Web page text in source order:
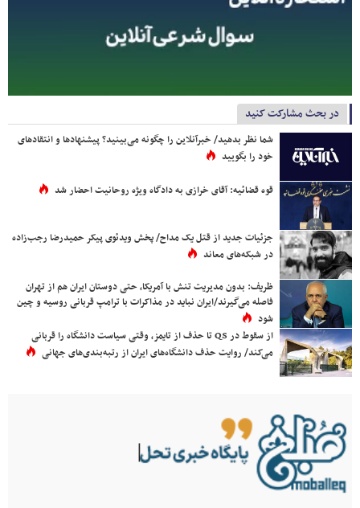
در بحث مشارکت کنید
شما نظر بدهید/ خبرآنلاین را چگونه می‌بینید؟ پیشنهادها و انتقادهای
خود را بگویید
قوه قضائیه: آقای خرازی به دادگاه ویژه روحانیت احضار شد
جزئیات جدید از قتل یک مداح/ پخش ویدئوی پیکر حمیدرضا رجب‌زاده
در شبکه‌های معاند
ظریف: بدون مدیریت تنش با آمریکا، حتی دوستان ایران هم از تهران
فاصله می‌گیرند/ایران نباید در مذاکرات با ترامپ قربانی روسیه و چین
شود
از سقوط در QS تا حذف از تایمز، وقتی سیاست دانشگاه را قربانی
می‌کند/ روایت حذف دانشگاه‌های ایران از رتبه‌بندی‌های جهانی